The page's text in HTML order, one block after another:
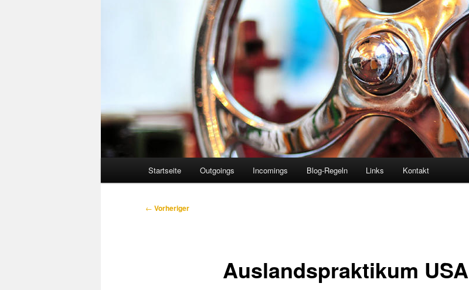
Startseite Outgoings Incomings Blog-Regeln Links Kontakt
Beitragsnavigation
← Vorheriger
Auslandspraktikum USA